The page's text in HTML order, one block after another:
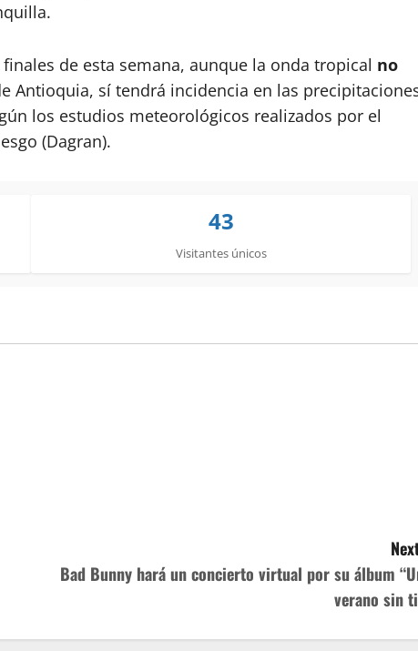
de esta semana, aunque la onda tropical no
Antioquia, sí tendrá incidencia en las
los estudios meteorológicos realizados por el
(Dagran).
43
Visitantes únicos
Bad Bunny hará un concierto virtual por su álbum
verano sin